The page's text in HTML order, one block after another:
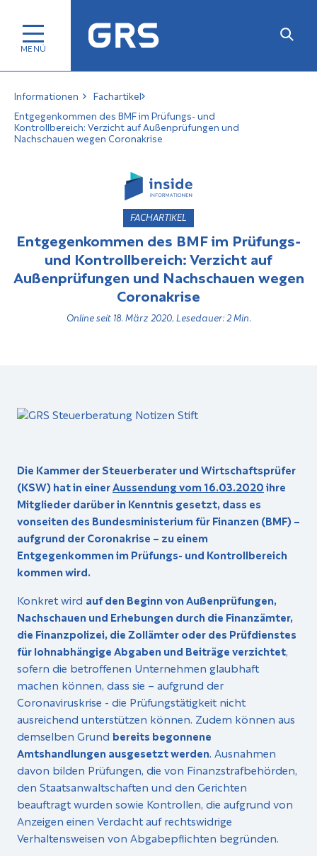
Informationen
Fachartikel
Entgegenkommen des BMF im Prüfungs- und
Kontrollbereich: Verzicht auf Außenprüfungen und
Nachschauen wegen Coronakrise
FACHARTIKEL
Entgegenkommen des BMF im Prüfungs-
und Kontrollbereich: Verzicht auf
Außenprüfungen und Nachschauen wegen
Coronakrise
Online seit 18. März 2020, Lesedauer: 2 Min.
Die Kammer der Steuerberater und Wirtschaftsprüfer
(KSW) hat in einerAussendung vom 16.03.2020ihre
Mitglieder darüber in Kenntnis gesetzt, dass es
vonseiten des Bundesministerium für Finanzen (BMF) –
aufgrund der Coronakrise – zu einem
Entgegenkommen im Prüfungs- und Kontrollbereich
kommen wird.
Konkret wird auf den Beginn von Außenprüfungen,
Nachschauen und Erhebungen durch die Finanzämter,
die Finanzpolizei, die Zollämter oder des Prüfdienstes
für lohnabhängige Abgaben und Beiträge verzichtet,
sofern die betroffenen Unternehmen glaubhaft
machen können, dass sie – aufgrund der
Coronaviruskrise - die Prüfungstätigkeit nicht
ausreichend unterstützen können. Zudem können aus
demselben Grund bereits begonnene
Amtshandlungen ausgesetzt werden. Ausnahmen
davon bilden Prüfungen, die von Finanzstrafbehörden,
den Staatsanwaltschaften und den Gerichten
beauftragt wurden sowie Kontrollen, die aufgrund von
Anzeigen einen Verdacht auf rechtswidrige
Verhaltensweisen von Abgabepflichten begründen.